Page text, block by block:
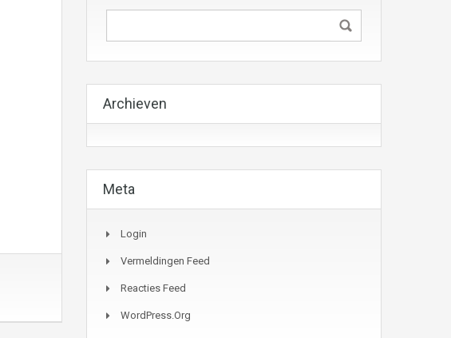
Archieven
Meta
Login
Vermeldingen Feed
Reacties Feed
WordPress.org